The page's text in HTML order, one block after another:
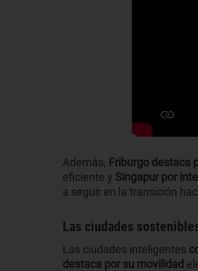
Además, Friburgo destaca
eficiente y Singapur por
a seguir en la transición
Las ciudades
Las ciudades inteligentes
destaca por su movilidad